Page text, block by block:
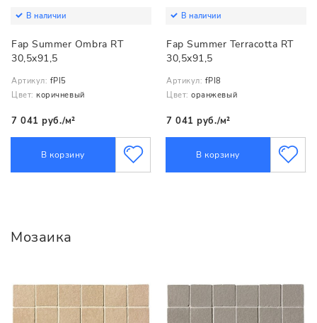
В наличии
Fap Summer Ombra RT
30,5x91,5
Артикул: fPI5
Цвет: коричневый
7 041 руб./м²
В корзину
В наличии
Fap Summer Terracotta RT
30,5x91,5
Артикул: fPI8
Цвет: оранжевый
7 041 руб./м²
В корзину
Мозаика